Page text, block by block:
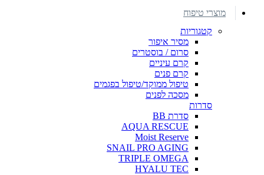
מוצרי טיפוח
קטגוריות
מסיר איפור
סרום / בוסטרים
קרם עיניים
קרם פנים
טיפול ממוקד/טיפול בפגמים
מסכה לפנים
סדרות
סדרת BB
AQUA RESCUE
Moist Reserve
SNAIL PRO AGING
TRIPLE OMEGA
HYALU TEC